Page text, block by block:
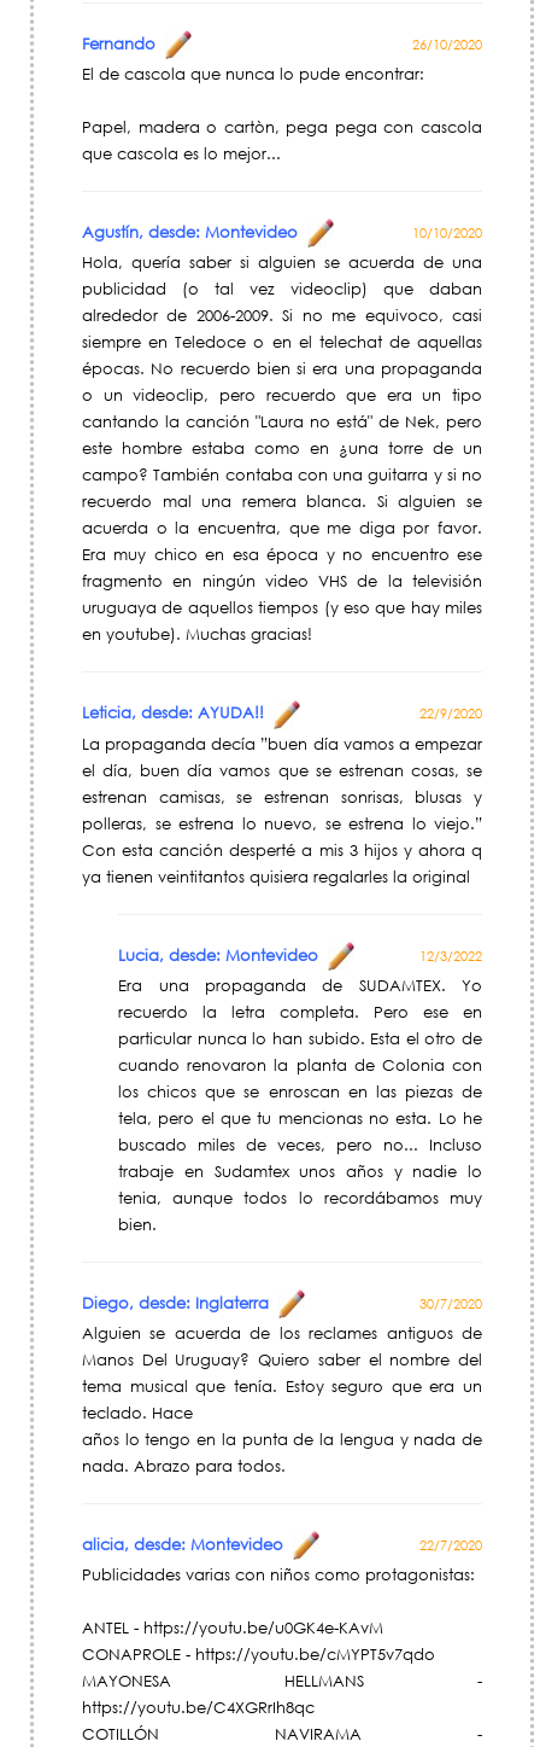
Fernando 26/10/2020
El de cascola que nunca lo pude encontrar:
Papel, madera o cartòn, pega pega con cascola
que cascola es lo mejor...
Agustín, desde: Montevideo 10/10/2020
Hola, quería saber si alguien se acuerda de una
publicidad (o tal vez videoclip) que daban
alrededor de 2006-2009. Si no me equivoco, casi
siempre en Teledoce o en el telechat de aquellas
épocas. No recuerdo bien si era una propaganda
o un videoclip, pero recuerdo que era un tipo
cantando la canción "Laura no está" de Nek, pero
este hombre estaba como en ¿una torre de un
campo? También contaba con una guitarra y si no
recuerdo mal una remera blanca. Si alguien se
acuerda o la encuentra, que me diga por favor.
Era muy chico en esa época y no encuentro ese
fragmento en ningún video VHS de la televisión
uruguaya de aquellos tiempos (y eso que hay miles
en youtube). Muchas gracias!
Leticia, desde: AYUDA!! 22/9/2020
La propaganda decía ”buen día vamos a empezar
el día, buen día vamos que se estrenan cosas, se
estrenan camisas, se estrenan sonrisas, blusas y
polleras, se estrena lo nuevo, se estrena lo viejo.”
Con esta canción desperté a mis 3 hijos y ahora q
ya tienen veintitantos quisiera regalarles la original
Lucia, desde: Montevideo 12/3/2022
Era una propaganda de SUDAMTEX. Yo
recuerdo la letra completa. Pero ese en
particular nunca lo han subido. Esta el otro de
cuando renovaron la planta de Colonia con
los chicos que se enroscan en las piezas de
tela, pero el que tu mencionas no esta. Lo he
buscado miles de veces, pero no... Incluso
trabaje en Sudamtex unos años y nadie lo
tenia, aunque todos lo recordábamos muy
bien.
Diego, desde: Inglaterra 30/7/2020
Alguien se acuerda de los reclames antiguos de
Manos Del Uruguay? Quiero saber el nombre del
tema musical que tenía. Estoy seguro que era un
teclado. Hace
años lo tengo en la punta de la lengua y nada de
nada. Abrazo para todos.
alicia, desde: Montevideo 22/7/2020
Publicidades varias con niños como protagonistas:
ANTEL - https://youtu.be/u0GK4e-KAvM
CONAPROLE - https://youtu.be/cMYPT5v7qdo
MAYONESA HELLMANS -
https://youtu.be/C4XGRrIh8qc
COTILLÓN NAVIRAMA -